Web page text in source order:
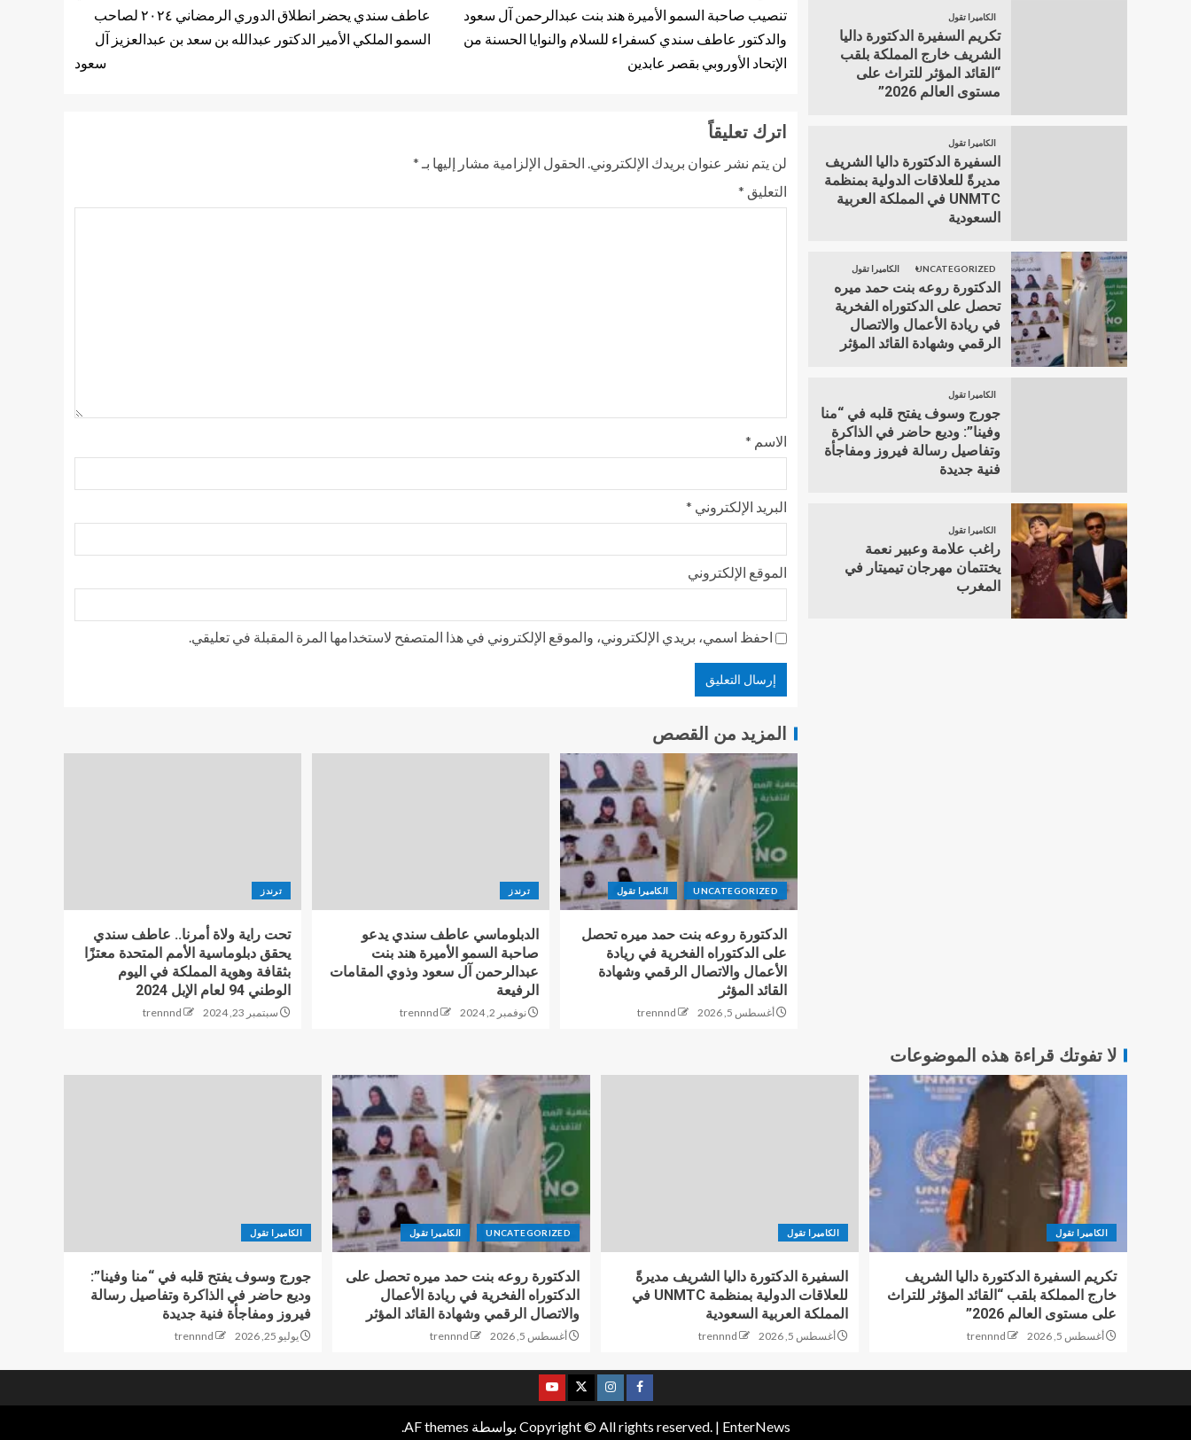
تنصيب صاحبة السمو الأميرة هند بنت عبدالرحمن آل سعود
والدكتور عاطف سندي كسفراء للسلام والنوايا الحسنة من
الإتحاد الأوروبي بقصر عابدين
عاطف سندي يحضر انطلاق الدوري الرمضاني ٢٠٢٤ لصاحب
السمو الملكي الأمير الدكتور عبدالله بن سعد بن عبدالعزيز آل
سعود
اترك تعليقاً
لن يتم نشر عنوان بريدك الإلكتروني. الحقول الإلزامية مشار إليها بـ *
التعليق *
الاسم *
البريد الإلكتروني *
الموقع الإلكتروني
احفظ اسمي، بريدي الإلكتروني، والموقع الإلكتروني في هذا المتصفح لاستخدامها المرة المقبلة في تعليقي.
المزيد من القصص
UNCATEGORIZED الكاميرا تقول
الدكتورة روعه بنت حمد ميره تحصل
على الدكتوراه الفخرية في ريادة
الأعمال والاتصال الرقمي وشهادة
القائد المؤثر
أغسطس 5, 2026 trennnd
ترندز
الدبلوماسي عاطف سندي يدعو
صاحبة السمو الأميرة هند بنت
عبدالرحمن آل سعود وذوي المقامات
الرفيعة
نوفمبر 2, 2024 trennnd
ترندز
تحت راية ولاة أمرنا.. عاطف سندي
يحقق دبلوماسية الأمم المتحدة معتزًا
بثقافة وهوية المملكة في اليوم
الوطني 94 لعام الإبل 2024
سبتمبر 23, 2024 trennnd
الكاميرا تقول
تكريم السفيرة الدكتورة داليا
الشريف خارج المملكة بلقب
“القائد المؤثر للتراث على
مستوى العالم 2026”
الكاميرا تقول
السفيرة الدكتورة داليا الشريف
مديرةً للعلاقات الدولية بمنظمة
UNMTC في المملكة العربية
السعودية
UNCATEGORIZED الكاميرا تقول
الدكتورة روعه بنت حمد ميره
تحصل على الدكتوراه الفخرية
في ريادة الأعمال والاتصال
الرقمي وشهادة القائد المؤثر
الكاميرا تقول
جورج وسوف يفتح قلبه في “منا
وفينا”: وديع حاضر في الذاكرة
وتفاصيل رسالة فيروز ومفاجأة
فنية جديدة
الكاميرا تقول
راغب علامة وعبير نعمة
يختتمان مهرجان تيميتار في
المغرب
لا تفوتك قراءة هذه الموضوعات
الكاميرا تقول
تكريم السفيرة الدكتورة داليا الشريف
خارج المملكة بلقب “القائد المؤثر للتراث
على مستوى العالم 2026”
أغسطس 5, 2026 trennnd
الكاميرا تقول
السفيرة الدكتورة داليا الشريف مديرةً
للعلاقات الدولية بمنظمة UNMTC في
المملكة العربية السعودية
أغسطس 5, 2026 trennnd
UNCATEGORIZED الكاميرا تقول
الدكتورة روعه بنت حمد ميره تحصل على
الدكتوراه الفخرية في ريادة الأعمال
والاتصال الرقمي وشهادة القائد المؤثر
أغسطس 5, 2026 trennnd
الكاميرا تقول
جورج وسوف يفتح قلبه في “منا وفينا”:
وديع حاضر في الذاكرة وتفاصيل رسالة
فيروز ومفاجأة فنية جديدة
يوليو 25, 2026 trennnd
Copyright © All rights reserved. | EnterNews بواسطة AF themes.